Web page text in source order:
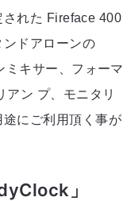
された Fireface 400
ドアローンの
キサー、フォーマ
アン プ、モニタリ
にご利用頂く事が
」